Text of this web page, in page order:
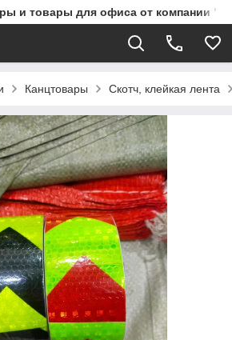
и товары для офиса от компании
Канцтовары Скотч, клейкая лента